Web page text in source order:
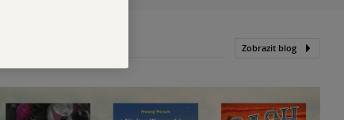
Zobrazit blog